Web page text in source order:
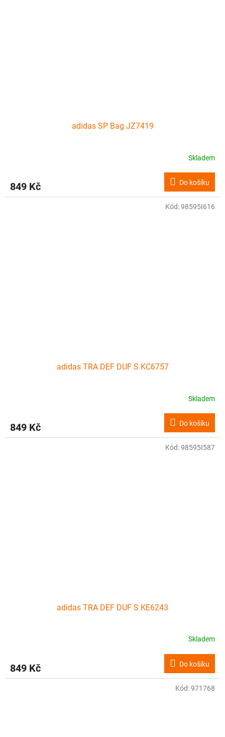
adidas SP Bag JZ7419
Skladem
849 Kč Do košíku
adidas TRA DEF DUF S KC6757
Skladem
849 Kč Do košíku
Kód:98595I616
adidas TRA DEF DUF S KE6243
Skladem
849 Kč Do košíku
Kód:98595I587
Kód:971768